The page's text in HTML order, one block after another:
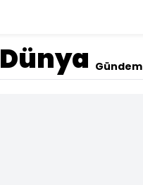
Dünya Gündem